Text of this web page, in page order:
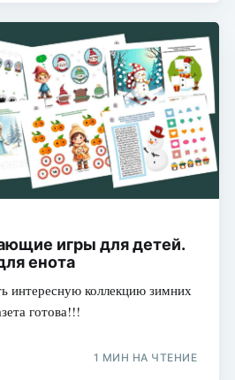
игры для детей.
енота
интересную коллекцию зимних
готова!!!
1 МИН НА ЧТЕНИЕ